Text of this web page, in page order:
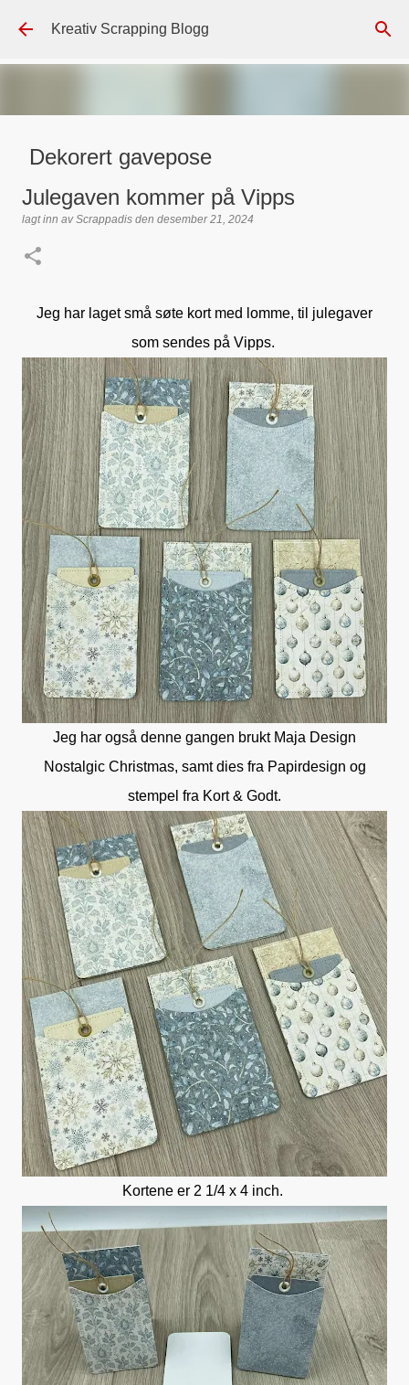
Gå til hovedinnhold
Kreativ Scrapping Blogg
Dekorert gavepose
GAVEPOSE / POSEKORT PAPIRDESIGN SIMPLE AND BASIC
Julegaven kommer på Vipps
lagt inn avScrappadis den desember 21, 2024
Jeg har laget små søte kort med lomme, til julegaver
som sendes på Vipps.
Jeg har også denne gangen brukt Maja Design
Nostalgic Christmas, samt dies fra Papirdesign og
stempel fra Kort & Godt.
Kortene er 2 1/4 x 4 inch.